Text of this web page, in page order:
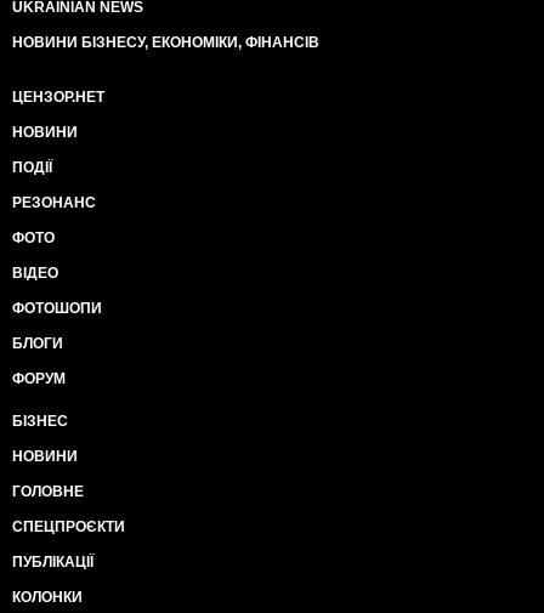
UKRAINIAN NEWS
НОВИНИ БІЗНЕСУ, ЕКОНОМІКИ, ФІНАНСІВ
ЦЕНЗОР.НЕТ
НОВИНИ
ПОДІЇ
РЕЗОНАНС
ФОТО
ВІДЕО
ФОТОШОПИ
БЛОГИ
ФОРУМ
БІЗНЕС
НОВИНИ
ГОЛОВНЕ
СПЕЦПРОЄКТИ
ПУБЛІКАЦІЇ
КОЛОНКИ